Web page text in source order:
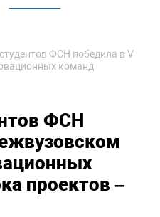
ФСН победила в V
команд
ФСН
проектов –